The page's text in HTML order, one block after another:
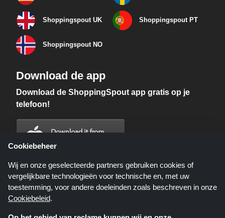
Shoppingspout UK Shoppingspout PT
Shoppingspout NO
Download de app
Download de ShoppingSpout app gratis op je
telefoon!
Cookiebeheer
Wij en onze geselecteerde partners gebruiken cookies of
vergelijkbare technologieën voor technische en, met uw
toestemming, voor andere doeleinden zoals beschreven in onze
Cookiebeleid.